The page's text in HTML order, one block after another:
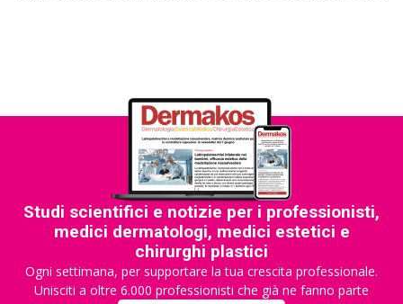
Studi scientifici e notizie per i professionisti,
medici dermatologi, medici estetici e
chirurghi plastici
Ogni settimana, per supportare la tua crescita professionale.
Unisciti a oltre 6.000 professionisti che già ne fanno parte